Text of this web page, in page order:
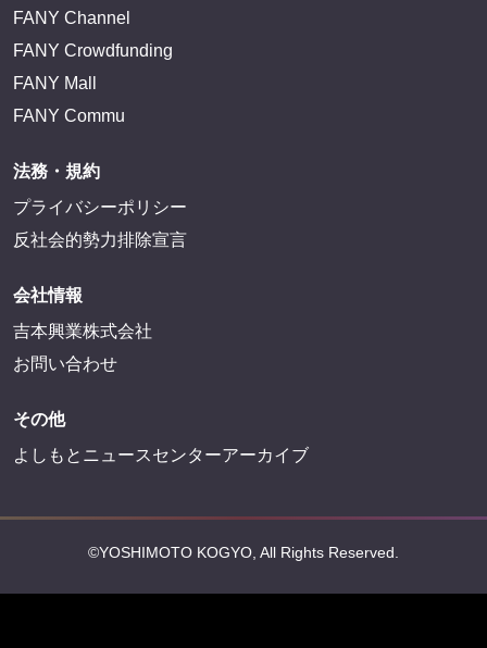
FANY Channel
FANY Crowdfunding
FANY Mall
FANY Commu
法務・規約
プライバシーポリシー
反社会的勢力排除宣言
会社情報
吉本興業株式会社
お問い合わせ
その他
よしもとニュースセンターアーカイブ
©YOSHIMOTO KOGYO, All Rights Reserved.